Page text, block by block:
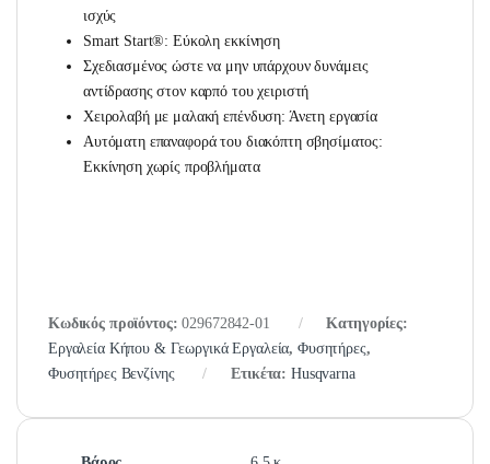
ισχύς
Smart Start®: Εύκολη εκκίνηση
Σχεδιασμένος ώστε να μην υπάρχουν δυνάμεις
αντίδρασης στον καρπό του χειριστή
Χειρολαβή με μαλακή επένδυση: Άνετη εργασία
Αυτόματη επαναφορά του διακόπτη σβησίματος:
Εκκίνηση χωρίς προβλήματα
Κωδικός προϊόντος:029672842-01
Κατηγορίες:
Εργαλεία Κήπου & Γεωργικά Εργαλεία, Φυσητήρες,
Φυσητήρες Βενζίνης
Ετικέτα: Husqvarna